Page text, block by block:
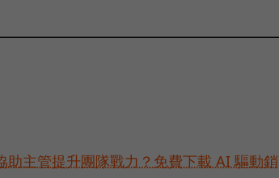
主管提升團隊戰力？免費下載 AI 驅動銷